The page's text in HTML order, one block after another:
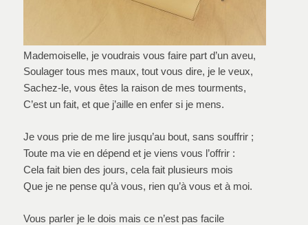
Mademoiselle, je voudrais vous faire part d’un aveu,
Soulager tous mes maux, tout vous dire, je le veux,
Sachez-le, vous êtes la raison de mes tourments,
C’est un fait, et que j’aille en enfer si je mens.
Je vous prie de me lire jusqu’au bout, sans souffrir ;
Toute ma vie en dépend et je viens vous l’offrir :
Cela fait bien des jours, cela fait plusieurs mois
Que je ne pense qu’à vous, rien qu’à vous et à moi.
Vous parler je le dois mais ce n’est pas facile